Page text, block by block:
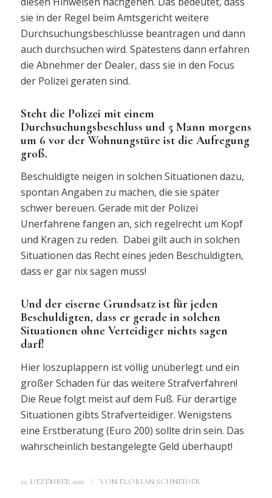
sie in der Regel beim Amtsgericht weitere
Durchsuchungsbeschlüsse beantragen und dann
auch durchsuchen wird. Spätestens dann erfahren
die Abnehmer der Dealer, dass sie in den Focus
der Polizei geraten sind.
Steht die Polizei mit einem
Durchsuchungsbeschluss und 5 Mann morgens
um 6 vor der Wohnungstüre ist die Aufregung
groß.
Beschuldigte neigen in solchen Situationen dazu,
spontan Angaben zu machen, die sie später
schwer bereuen. Gerade mit der Polizei
Unerfahrene fangen an, sich regelrecht um Kopf
und Kragen zu reden. Dabei gilt auch in solchen
Situationen das Recht eines jeden Beschuldigten,
dass er gar nix sagen muss!
Und der eiserne Grundsatz ist für jeden
Beschuldigten, dass er gerade in solchen
Situationen ohne Verteidiger nichts sagen
darf!
Hier loszuplappern ist völlig unüberlegt und ein
großer Schaden für das weitere Strafverfahren!
Die Reue folgt meist auf dem Fuß. Für derartige
Situationen gibts Strafverteidiger. Wenigstens
eine Erstberatung (Euro 200) sollte drin sein. Das
wahrscheinlich bestangelegte Geld überhaupt!
22. DEZEMBER 2022 / VON FLORIAN SCHNEIDER